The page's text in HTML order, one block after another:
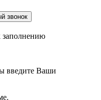
заполнению
введите Ваши